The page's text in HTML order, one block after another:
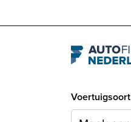
Navigation
Voertuigsoort